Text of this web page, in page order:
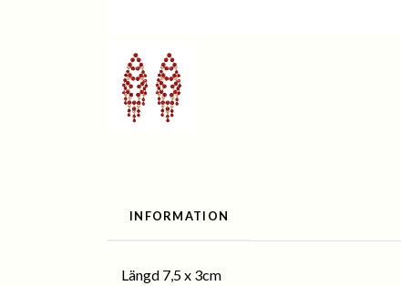
INFORMATION
Längd 7,5 x 3cm